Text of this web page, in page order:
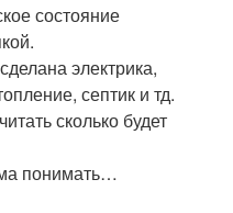
состояние
электрика,
септик и тд.
сколько будет
понимать…